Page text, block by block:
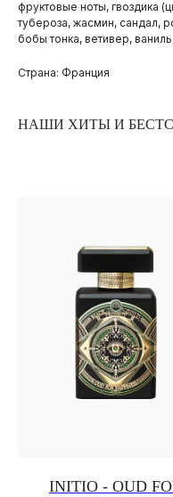
фруктовые ноты, гвоздика
тубероза, жасмин, сандал,
бобы тонка, ветивер,
Страна: Франция
НАШИ ХИТЫ И
INITIO - OUD
ПОКУПАТЕЛЯМ
ОПЛАТА И ДОСТАВКА
ЧАСТЫЕ ВОПРОСЫ
ИНСТАГРАМ*